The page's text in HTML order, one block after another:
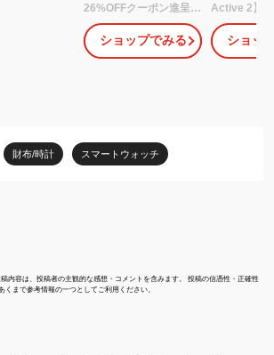
26%OFFクーポン進呈
LINE登録クーポン有 豪
華特典】Amazfit スマー
トウォッチ Verge【日本
スピーカー付 Xiaomi エ
コシステム企業 1年保証
ショップでみる
Active 2】
ット アク
型 ラウン
ウォッチ
ショッ
財布/時計 スマートウォッチ
内容は、投稿者の主観的な感想・コメントを含みます。 投稿の信憑性・正確性
くまで参考情報の一つとしてご利用ください。